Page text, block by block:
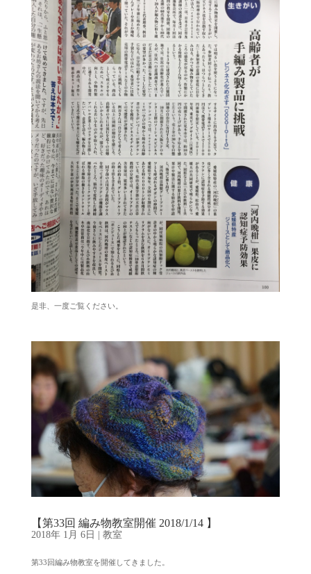
是非、一度ご覧ください。
【第33回 編み物教室開催 2018/1/14 】
2018年 1月 6日 教室
第33回編み物教室を開催してきました。